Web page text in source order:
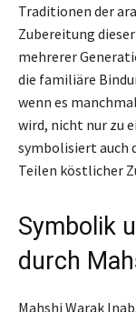
Traditionen der
Zubereitung
mehrerer
die familiäre
wenn es
wird, nicht nur zu
symbolisiert auch
Teilen köstlicher
Symbolik
durch
Mahshi Warak